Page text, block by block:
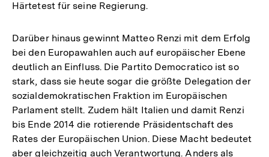
Härtetest für seine Regierung.
Darüber hinaus gewinnt Matteo Renzi mit dem Erfolg
bei den Europawahlen auch auf europäischer Ebene
deutlich an Einfluss. Die Partito Democratico ist so
stark, dass sie heute sogar die größte Delegation der
sozialdemokratischen Fraktion im Europäischen
Parlament stellt. Zudem hält Italien und damit Renzi
bis Ende 2014 die rotierende Präsidentschaft des
Rates der Europäischen Union. Diese Macht bedeutet
aber gleichzeitig auch Verantwortung. Anders als